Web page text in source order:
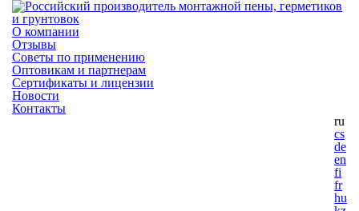
О компании
Отзывы
Советы по применению
Оптовикам и партнерам
Сертификаты и лицензии
Новости
Контакты
ru
cs
de
en
fi
fr
hu